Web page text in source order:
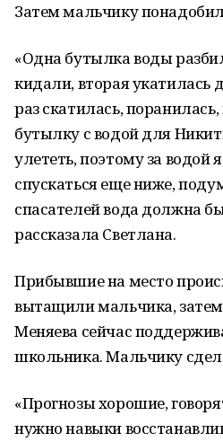
Затем мальчику
«Одна бутылка воды
кидали, вторая укатилась
раз скатилась,
бутылку с водой для
улететь, поэтому за водой
спускаться еще ниже,
спасателей вода должна
рассказала Светлана.
Прибывшие на место
вытащили мальчика, затем
Меняева сейчас
школьника. Мальчику
«Прогнозы хорошие,
нужно навыки